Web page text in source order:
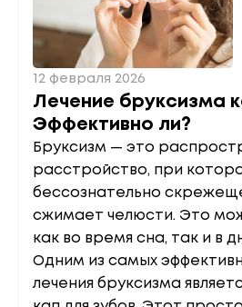
12 февраля 2026
Лечение бруксизма
Эффективно ли?
Бруксизм — это
расстройство, при
бессознательно
сжимает челюсти. Это
как во время сна, так и в
Одним из самых
лечения бруксизма